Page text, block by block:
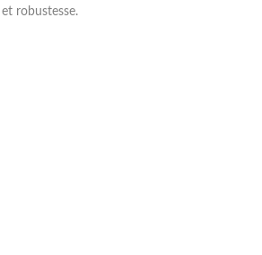
robustesse.